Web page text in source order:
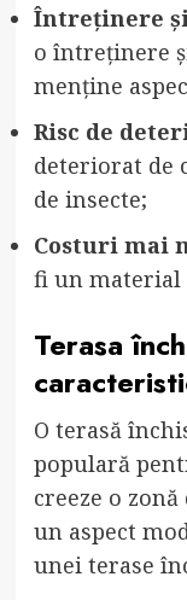
Întreținere
o întreținere
menține
Risc de
deteriorat de
de insecte;
Costuri mai
fi un material
Terasa
O terasă
populară
creeze o
un aspect
unei terase